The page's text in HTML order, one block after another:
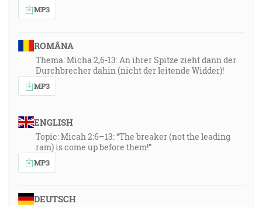
MP3
ROMÂNA
Thema: Micha 2,6-13: An ihrer Spitze zieht dann der
Durchbrecher dahin (nicht der leitende Widder)!
MP3
ENGLISH
Topic: Micah 2:6–13: “The breaker (not the leading
ram) is come up before them!”
MP3
DEUTSCH